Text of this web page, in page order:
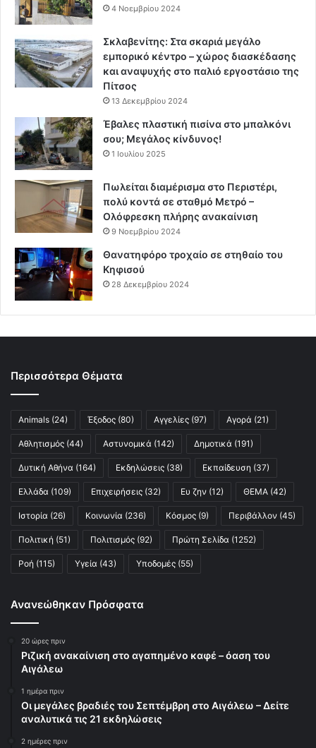
4 Νοεμβρίου 2024
Σκλαβενίτης: Στα σκαριά μεγάλο
εμπορικό κέντρο – χώρος διασκέδασης
και αναψυχής στο παλιό εργοστάσιο της
Πίτσος
13 Δεκεμβρίου 2024
Έβαλες πλαστική πισίνα στο μπαλκόνι
σου; Μεγάλος κίνδυνος!
1 Ιουλίου 2025
Πωλείται διαμέρισμα στο Περιστέρι,
πολύ κοντά σε σταθμό Μετρό –
Ολόφρεσκη πλήρης ανακαίνιση
9 Νοεμβρίου 2024
Θανατηφόρο τροχαίο σε στηθαίο του
Κηφισού
28 Δεκεμβρίου 2024
Περισσότερα Θέματα
Animals (24) Έξοδος (80) Αγγελίες (97) Αγορά (21)
Αθλητισμός (44) Αστυνομικά (142) Δημοτικά (191)
Δυτική Αθήνα (164) Εκδηλώσεις (38) Εκπαίδευση (37)
Ελλάδα (109) Επιχειρήσεις (32) Ευ ζην (12) ΘΕΜΑ (42)
Ιστορία (26) Κοινωνία (236) Κόσμος (9) Περιβάλλον (45)
Πολιτική (51) Πολιτισμός (92) Πρώτη Σελίδα (1252)
Ροή (115) Υγεία (43) Υποδομές (55)
Ανανεώθηκαν Πρόσφατα
20 ώρες πριν
Ριζική ανακαίνιση στο αγαπημένο καφέ – όαση του
Αιγάλεω
1 ημέρα πριν
Οι μεγάλες βραδιές του Σεπτέμβρη στο Αιγάλεω – Δείτε
αναλυτικά τις 21 εκδηλώσεις
2 ημέρες πριν